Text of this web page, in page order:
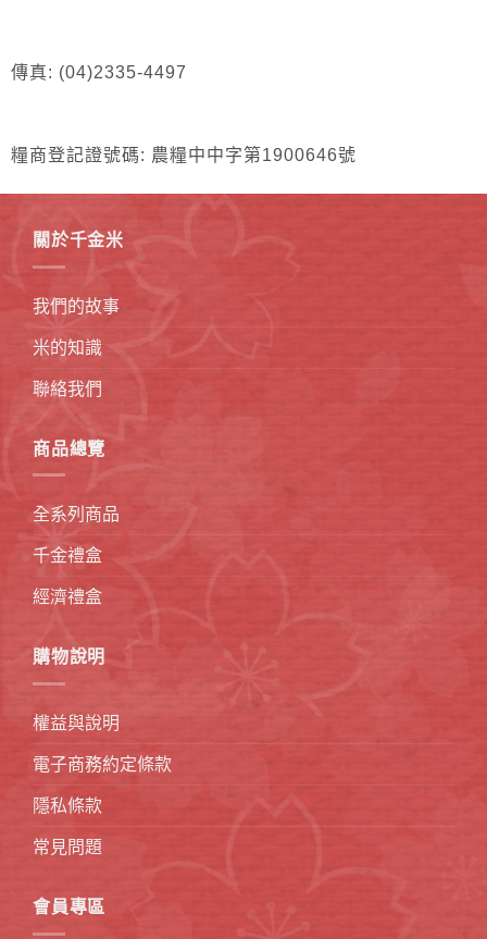
傳真: (04)2335-4497
糧商登記證號碼: 農糧中中字第1900646號
關於千金米
我們的故事
米的知識
聯絡我們
商品總覽
全系列商品
千金禮盒
經濟禮盒
購物說明
權益與說明
電子商務約定條款
隱私條款
常見問題
會員專區